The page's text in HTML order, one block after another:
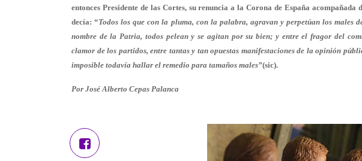
entonces Presidente de las Cortes, su renuncia a la Corona de España acompañada
decía: “Todos los que con la pluma, con la palabra, agravan y perpetúan los males
nombre de la Patria, todos pelean y se agitan por su bien; y entre el fragor del
clamor de los partidos, entre tantas y tan opuestas manifestaciones de la opinión
imposible todavía hallar el remedio para tamaños males”(sic).
Por José Alberto Cepas Palanca